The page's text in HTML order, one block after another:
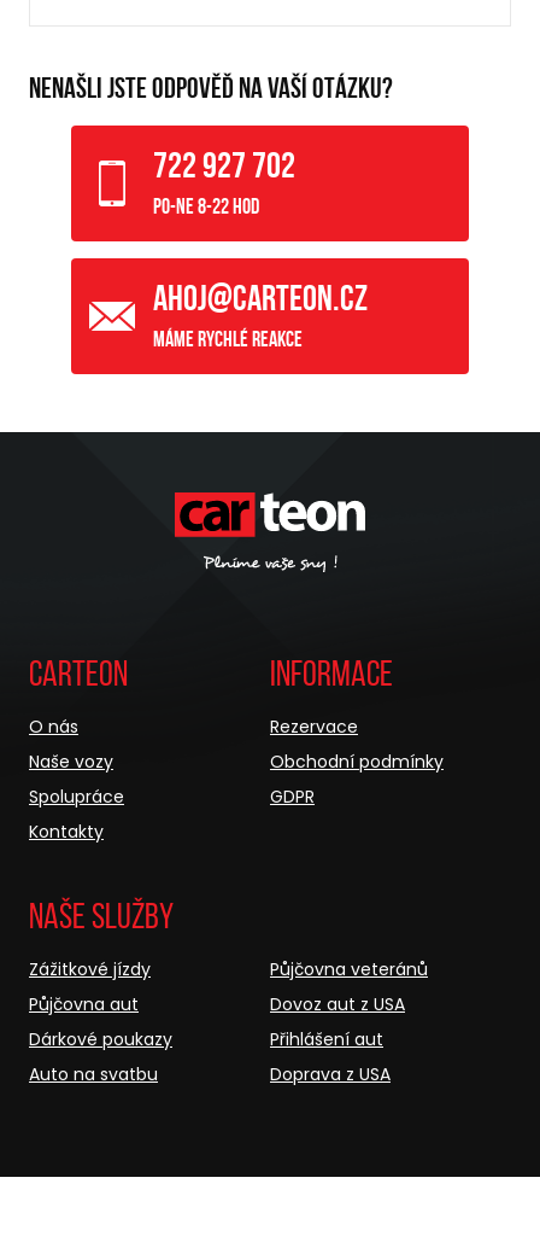
NENAŠLI JSTE ODPOVĚĎ NA VAŠÍ OTÁZKU?
722 927 702
Po-Ne 8-22 hod
ahoj@carteon.cz
Máme rychlé reakce
Carteon
O nás
Naše vozy
Spolupráce
Kontakty
Informace
Rezervace
Obchodní podmínky
GDPR
Naše služby
Zážitkové jízdy
Půjčovna aut
Dárkové poukazy
Auto na svatbu
Půjčovna veteránů
Dovoz aut z USA
Přihlášení aut
Doprava z USA